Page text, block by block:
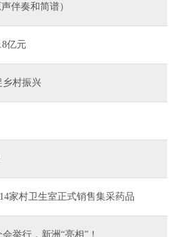
伴奏和简谱）
亿元
乡村振兴
家村卫生室正式销售集采药品
举行，新洲“亮相”！